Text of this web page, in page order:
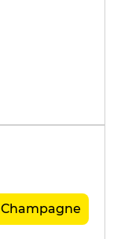
Champagne